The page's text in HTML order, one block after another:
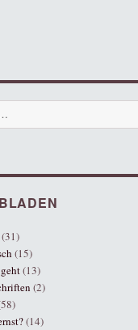
(31)
(15)
(13)
(2)
(14)